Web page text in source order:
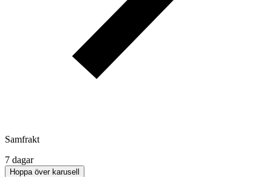
Samfrakt
7 dagar
Hoppa över karusell